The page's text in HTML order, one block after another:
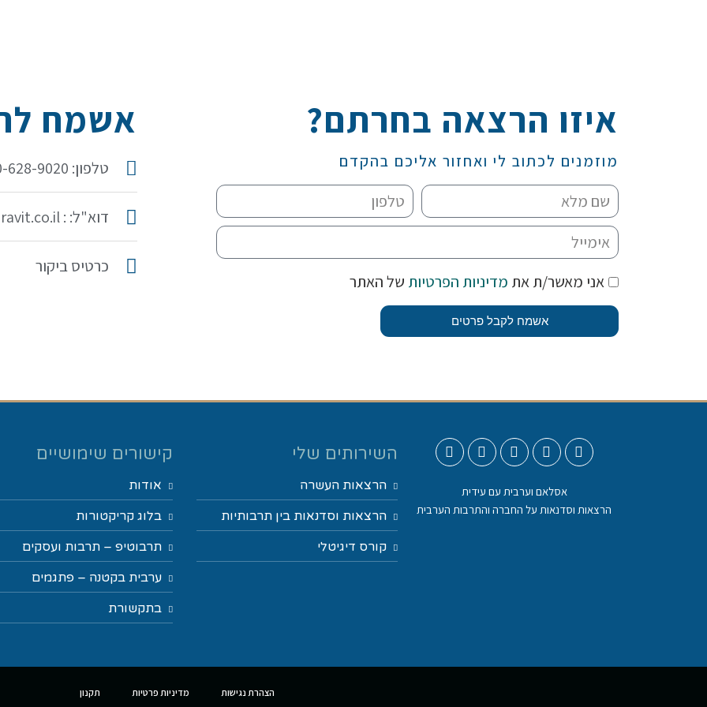
איזו הרצאה בחרתם?
מוזמנים לכתוב לי ואחזור אליכם בהקדם
אני מאשר/ת את מדיניות הפרטיות של האתר
אשמח לקבל פרטים
אשמח
טלפון: 050-628-9020
דוא"ל: : idit@iditaravit.co.il
כרטיס ביקור
אסלאם וערבית עם עידית
הרצאות וסדנאות על החברה והתרבות הערבית
השירותים שלי
הרצאות העשרה
הרצאות וסדנאות בין תרבותיות
קורס דיגיטלי
קישורים שימושיים
אודות
בלוג קריקטורות
תרבוטיפ – תרבות ועסקים
ערבית בקטנה – פתגמים
בתקשורת
הצהרת נגישות מדיניות פרטיות תקנון